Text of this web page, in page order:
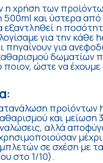
η χρήση των
500ml και ύστερα
εξαντληθεί η
για την
πηγαίνουν για
δωματίων
ποιον, ώστε να
προϊόντων
και
αλλά
σε σχέση με
στο 1/10).